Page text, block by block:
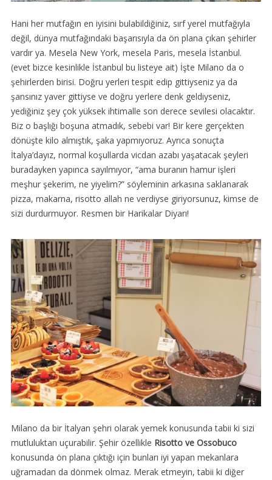
Hani her mutfağın en iyisini bulabildiğiniz, sırf yerel mutfağıyla
değil, dünya mutfağındaki başarısıyla da ön plana çıkan şehirler
vardır ya. Mesela New York, mesela Paris, mesela İstanbul.
(evet bizce kesinlikle İstanbul bu listeye ait) İşte Milano da o
şehirlerden birisi. Doğru yerleri tespit edip gittiyseniz ya da
şansınız yaver gittiyse ve doğru yerlere denk geldiyseniz,
yediğiniz şey çok yüksek ihtimalle son derece sevilesi olacaktır.
Biz o başlığı boşuna atmadık, sebebi var! Bir kere gerçekten
dönüşte kilo almıştık, şaka yapmıyoruz. Ayrıca sonuçta
İtalya’dayız, normal koşullarda vicdan azabı yaşatacak şeyleri
buradayken yapınca sayılmıyor, “ama buranın hamur işleri
meşhur şekerim, ne yiyelim?” söyleminin arkasına saklanarak
pizza, makarna, risotto allah ne verdiyse giriyorsunuz, kimse de
sizi durdurmuyor. Resmen bir Harikalar Diyarı!
Milano da bir İtalyan şehri olarak yemek konusunda tabii ki sizi
mutluluktan uçurabilir. Şehir özellikle Risotto ve Ossobuco
konusunda ön plana çıktığı için bunları iyi yapan mekanlara
uğramadan da dönmek olmaz. Merak etmeyin, tabii ki diğer